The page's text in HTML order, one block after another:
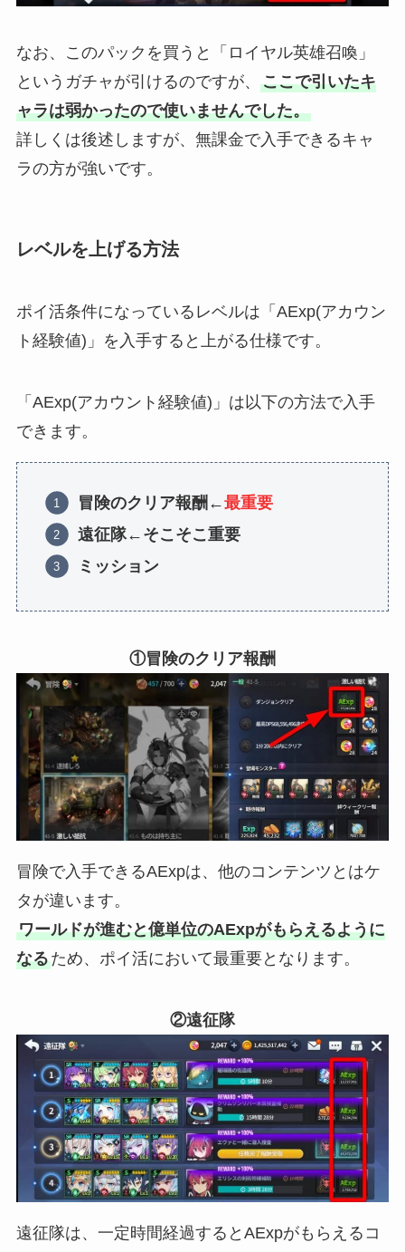
なお、このパックを買うと「ロイヤル英雄召喚」
というガチャが引けるのですが、 ここで引いたキ
ャラは弱かったので使いませんでした。
詳しくは後述しますが、無課金で入手できるキャ
ラの方が強いです。
レベルを上げる方法
ポイ活条件になっているレベルは「AExp(アカウン
ト経験値)」を入手すると上がる仕様です。
「AExp(アカウント経験値)」は以下の方法で入手
できます。
冒険のクリア報酬←最重要
遠征隊←そこそこ重要
ミッション
①冒険のクリア報酬
冒険で入手できるAExpは、他のコンテンツとはケ
タが違います。
ワールドが進むと億単位のAExpがもらえるように
なるため、ポイ活において最重要となります。
②遠征隊
遠征隊は、一定時間経過するとAExpがもらえるコ